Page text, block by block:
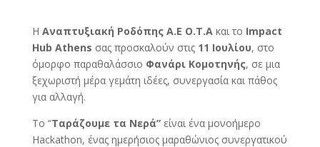
Η Αναπτυξιακή Ροδόπης Α.Ε Ο.Τ.Ακαι το Impact
Hub Athens σας προσκαλούν στις 11 Ιουλίου, στο
όμορφο παραθαλάσσιο Φανάρι Κομοτηνής, σε μια
ξεχωριστή μέρα γεμάτη ιδέες, συνεργασία και πάθος
για αλλαγή.
Το “Ταράζουμε τα Νερά”είναι ένα μονοήμερο
Hackathon, ένας ημερήσιος μαραθώνιος συνεργατικού